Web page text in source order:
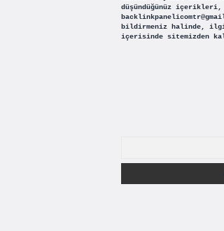
düşündüğünüz içerikleri,
bildirmeniz halinde,
içerisinde sitemizden